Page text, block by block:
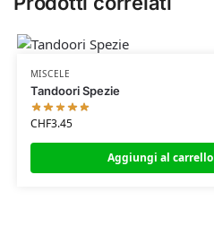
MISCELE
Tandoori Spezie
CHF3.45
Aggiungi al carrello